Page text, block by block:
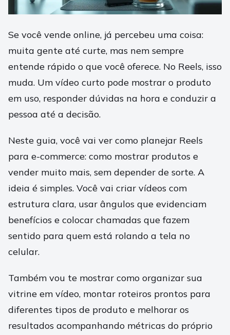
Se você vende online, já percebeu uma coisa:
muita gente até curte, mas nem sempre
entende rápido o que você oferece. No Reels, isso
muda. Um vídeo curto pode mostrar o produto
em uso, responder dúvidas na hora e conduzir a
pessoa até a decisão.
Neste guia, você vai ver como planejar Reels
para e-commerce: como mostrar produtos e
vender muito mais, sem depender de sorte. A
ideia é simples. Você vai criar vídeos com
estrutura clara, usar ângulos que evidenciam
benefícios e colocar chamadas que fazem
sentido para quem está rolando a tela no
celular.
Também vou te mostrar como organizar sua
vitrine em vídeo, montar roteiros prontos para
diferentes tipos de produto e melhorar os
resultados acompanhando métricas do próprio